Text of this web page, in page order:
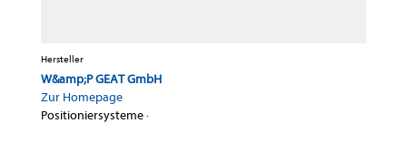
Hersteller
W&amp;P GEAT GmbH
Zur Homepage
Positioniersysteme·